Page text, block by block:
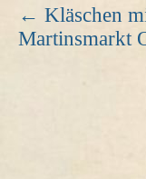
← Kläschen
Martinsmarkt